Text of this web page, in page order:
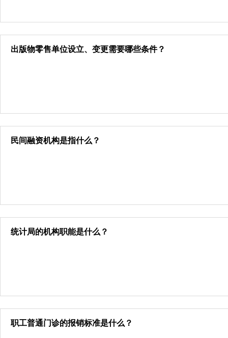
出版物零售单位设立、变更需要哪些条件？
民间融资机构是指什么？
统计局的机构职能是什么？
职工普通门诊的报销标准是什么？